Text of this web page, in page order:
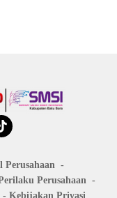
Perusahaan
Kebijakan Privasi